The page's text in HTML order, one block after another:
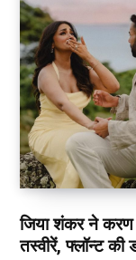
जिया शंकर ने करण
तस्वीरें, फ्लॉन्ट की